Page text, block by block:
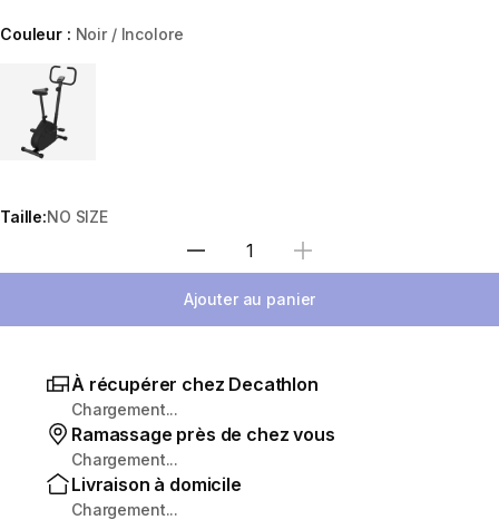
Couleur : Noir / Incolore
Choose a variant
Taille:NO SIZE
Sélectionnez la quantité
Ajouter au panier
À récupérer chez Decathlon
Chargement...
Ramassage près de chez vous
Chargement...
Livraison à domicile
Chargement...